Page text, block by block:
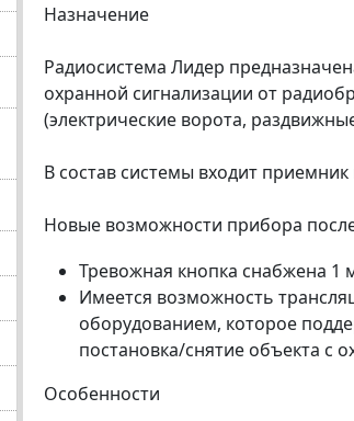
Назначение
Радиосистема Лидер
охранной сигнализации от
(электрические ворота,
В состав системы входит
Новые возможности прибора
Тревожная кнопка снабжена
Имеется возможность
оборудованием, которое
постановка/снятие объекта с
Особенности